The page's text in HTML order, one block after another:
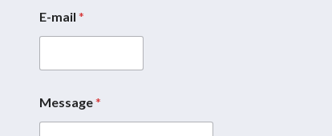
N
m
e
E-mail *
Message*